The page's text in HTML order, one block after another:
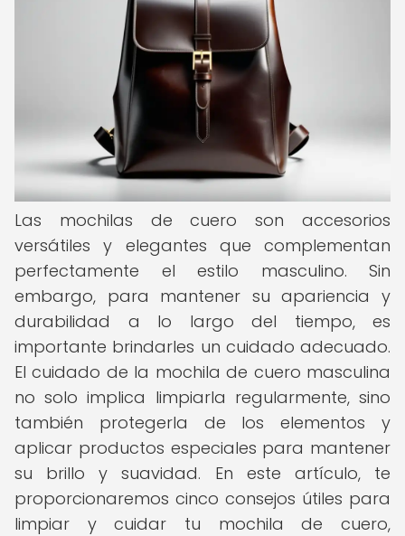
Las mochilas de cuero son accesorios
versátiles y elegantes que complementan
perfectamente el estilo masculino. Sin
embargo, para mantener su apariencia y
durabilidad a lo largo del tiempo, es
importante brindarles un cuidado adecuado.
El cuidado de la mochila de cuero masculina
no solo implica limpiarla regularmente, sino
también protegerla de los elementos y
aplicar productos especiales para mantener
su brillo y suavidad. En este artículo, te
proporcionaremos cinco consejos útiles para
limpiar y cuidar tu mochila de cuero,